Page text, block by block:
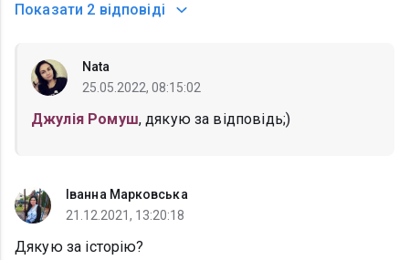
Показати 2 відповіді
Nata
25.05.2022, 08:15:02
Джулія Ромуш, дякую за відповідь;)
Іванна Марковська
21.12.2021, 13:20:18
Дякую за історію?